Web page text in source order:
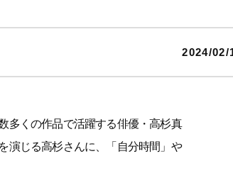
2024/02/
多くの作品で活躍する俳優・高杉真
演じる高杉さんに、「自分時間」や